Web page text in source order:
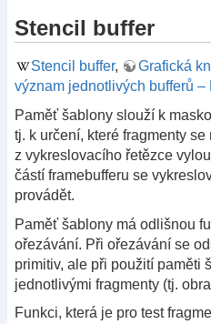
Stencil buffer
Stencil buffer,
Grafická
význam jednotlivých bufferů –
Paměť šablony slouží k
tj. k určení, které fragmenty
z vykreslovacího řetězce
částí framebufferu se
provádět.
Paměť šablony má odlišnou
ořezávání. Při ořezávání se
primitiv, ale při použití paměti
jednotlivými fragmenty (tj.
Funkci, která je pro test